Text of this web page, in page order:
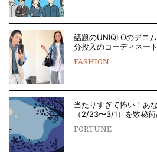
話題のUNIQLOのデニ
分投入のコーディネート
FASHION
当たりすぎて怖い！あ
（2/23〜3/1）を数秘
FORTUNE